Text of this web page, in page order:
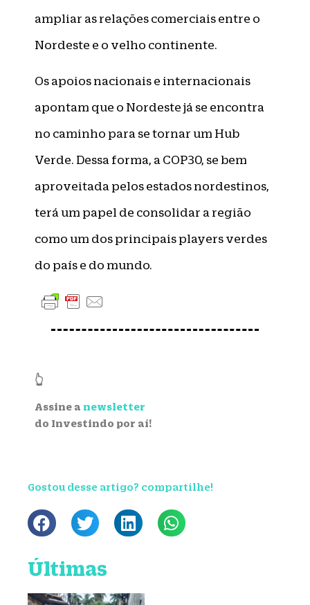
ampliar as relações comerciais entre o
Nordeste e o velho continente.
Os apoios nacionais e internacionais
apontam que o Nordeste já se encontra
no caminho para se tornar um Hub
Verde. Dessa forma, a COP30, se bem
aproveitada pelos estados nordestinos,
terá um papel de consolidar a região
como um dos principais players verdes
do país e do mundo.
👆
Assine a newsletter
do Investindo por aí!
Gostou desse artigo? compartilhe!
Últimas